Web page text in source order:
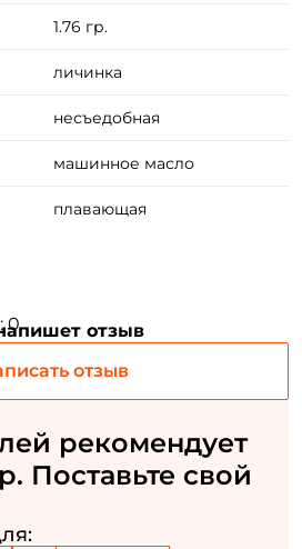
1.76 гр.
личинка
несъедобная
машинное масло
плавающая
0
отзыв
отзыв
рекомендует
Поставьте свой
*
вы соглашаетесь на обработку
аккаунт